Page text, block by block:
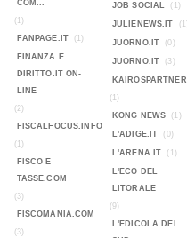
COM...
(1)
FANPAGE.IT
(1)
FINANZA E
DIRITTO.IT ON-
LINE
(2)
FISCALFOCUS.INFO
(1)
FISCO E
TASSE.COM
(3)
FISCOMANIA.COM
(3)
JOB SOCIAL
(1)
JULIENEWS.IT (1)
JUORNO.IT (0)
JUORNO.IT (3)
(1)
KONG NEWS
(1)
L'ADIGE.IT (0)
L'ARENA.IT (1)
L'ECO DEL
LITORALE
(9)
L'EDICOLA DEL